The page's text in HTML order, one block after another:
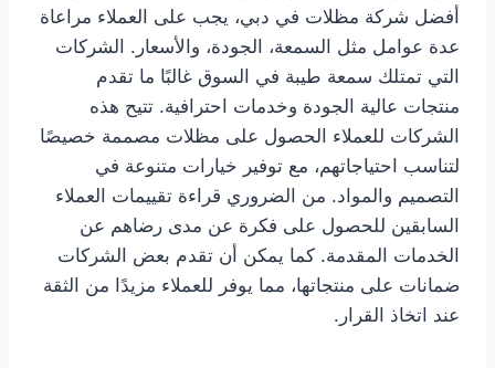
أفضل شركة مظلات في دبي، يجب على العملاء مراعاة
عدة عوامل مثل السمعة، الجودة، والأسعار. الشركات
التي تمتلك سمعة طيبة في السوق غالبًا ما تقدم
منتجات عالية الجودة وخدمات احترافية. تتيح هذه
الشركات للعملاء الحصول على مظلات مصممة خصيصًا
لتناسب احتياجاتهم، مع توفير خيارات متنوعة في
التصميم والمواد. من الضروري قراءة تقييمات العملاء
السابقين للحصول على فكرة عن مدى رضاهم عن
الخدمات المقدمة. كما يمكن أن تقدم بعض الشركات
ضمانات على منتجاتها، مما يوفر للعملاء مزيدًا من الثقة
عند اتخاذ القرار.